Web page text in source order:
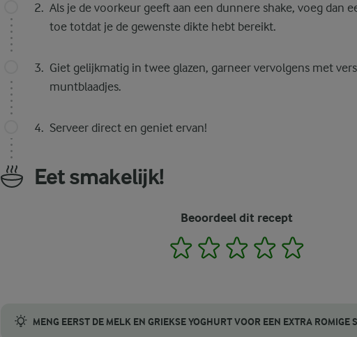
Als je de voorkeur geeft aan een dunnere shake, voeg dan
toe totdat je de gewenste dikte hebt bereikt.
Giet gelijkmatig in twee glazen, garneer vervolgens met
muntblaadjes.
Serveer direct en geniet ervan!
Eet smakelijk!
Beoordeel dit recept
1 2 3 4
MENG EERST DE MELK EN GRIEKSE YOGHURT VOOR EEN EXTRA ROMIGE